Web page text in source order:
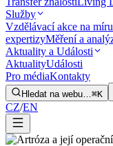
Služby
Vzdělávací akce na míru
expertizyMěření a
Aktuality a Události
AktualityUdálosti
Pro médiaKontakty
Hledat na webu…⌘K
CZ/EN